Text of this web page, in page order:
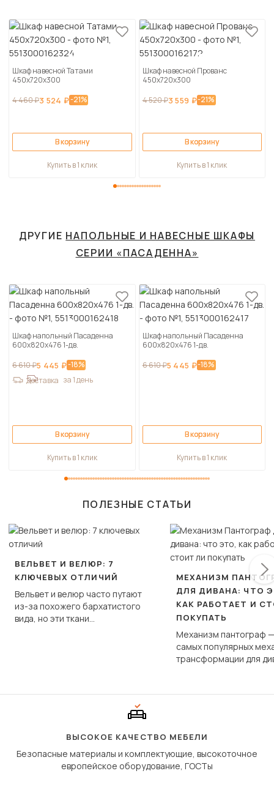
Шкаф навесной Татами
450х720х300
4 460 ₽3 524 ₽-21%
В корзину
Купить в 1 клик
Шкаф навесной Прованс
450х720х300
4 520 ₽3 559 ₽-21%
В корзину
Купить в 1 клик
ДРУГИЕ НАПОЛЬНЫЕ И НАВЕСНЫЕ ШКАФЫ
СЕРИИ «ПАСАДЕННА»
Шкаф напольный Пасаденна
600х820х476 1-дв.
6 610 ₽5 445 ₽-18%
Доставка за 1 день
В корзину
Купить в 1 клик
Шкаф напольный Пасаденна
600х820х476 1-дв.
6 610 ₽5 445 ₽-18%
В корзину
Купить в 1 клик
ПОЛЕЗНЫЕ СТАТЬИ
ВЕЛЬВЕТ И ВЕЛЮР: 7
КЛЮЧЕВЫХ ОТЛИЧИЙ
Вельвет и велюр часто путают
из-за похожего бархатистого
вида, но эти ткани
МЕХАНИЗМ
ДЛЯ ДИВАНА: ЧТО
КАК РАБОТАЕТ И
ПОКУПАТЬ
Механизм пантограф
самых популярных
трансформации для
сиденье не
дугообразной
ВЫСОКОЕ КАЧЕСТВО МЕБЕЛИ
Безопасные материалы и комплектующие, высокоточное
европейское оборудование, ГОСТы